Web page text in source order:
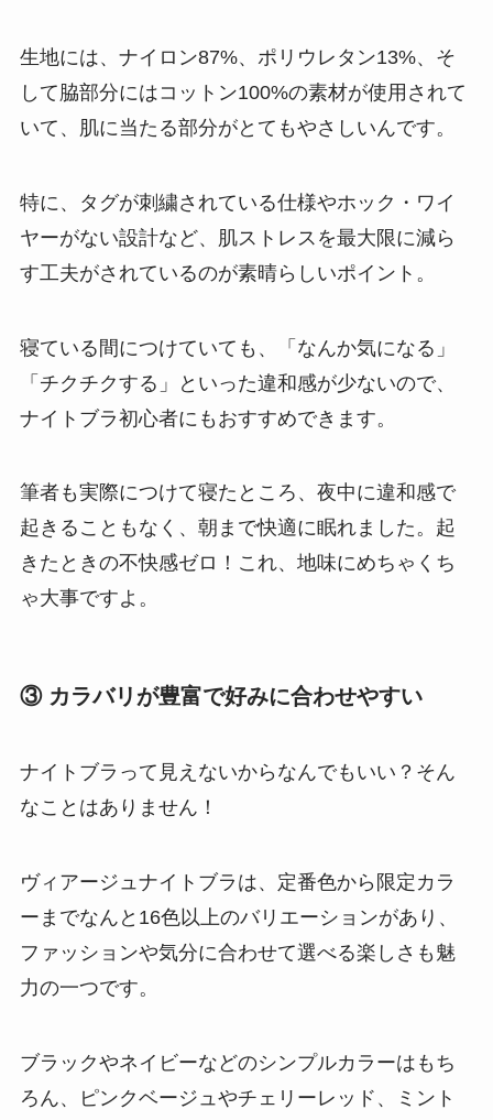
生地には、ナイロン87%、ポリウレタン13%、そ
して脇部分にはコットン100%の素材が使用されて
いて、肌に当たる部分がとてもやさしいんです。
特に、タグが刺繍されている仕様やホック・ワイ
ヤーがない設計など、肌ストレスを最大限に減ら
す工夫がされているのが素晴らしいポイント。
寝ている間につけていても、「なんか気になる」
「チクチクする」といった違和感が少ないので、
ナイトブラ初心者にもおすすめできます。
筆者も実際につけて寝たところ、夜中に違和感で
起きることもなく、朝まで快適に眠れました。起
きたときの不快感ゼロ！これ、地味にめちゃくち
ゃ大事ですよ。
③ カラバリが豊富で好みに合わせやすい
ナイトブラって見えないからなんでもいい？そん
なことはありません！
ヴィアージュナイトブラは、定番色から限定カラ
ーまでなんと16色以上のバリエーションがあり、
ファッションや気分に合わせて選べる楽しさも魅
力の一つです。
ブラックやネイビーなどのシンプルカラーはもち
ろん、ピンクベージュやチェリーレッド、ミント